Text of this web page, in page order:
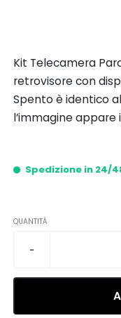
Kit Telecamera
retrovisore con
Spento è identico
l’immagine appare
Spedizione in 24/
QUANTITÀ